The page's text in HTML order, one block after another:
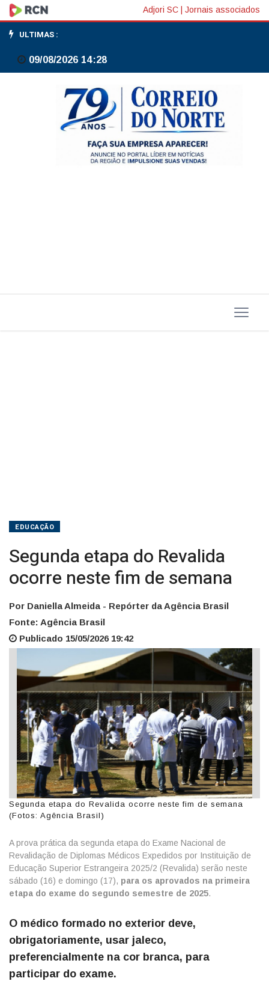
Segunda
etapa
do
Revalida
ocorre
Adjori SC Jornais associados
ULTIMAS :
09/08/2026 14:28
EDUCAÇÃO
Segunda etapa do Revalida
ocorre neste fim de semana
Por Daniella Almeida - Repórter da Agência Brasil
Fonte: Agência Brasil
Publicado 15/05/2026 19:42
Segunda etapa do Revalida ocorre neste fim de semana
(Fotos: Agência Brasil)
A prova prática da segunda etapa do Exame Nacional de
Revalidação de Diplomas Médicos Expedidos por Instituição de
Educação Superior Estrangeira 2025/2 (Revalida) serão neste
sábado (16) e domingo (17), para os aprovados na primeira
etapa do exame do segundo semestre de 2025.
O médico formado no exterior deve,
obrigatoriamente, usar jaleco,
preferencialmente na cor branca, para
participar do exame.